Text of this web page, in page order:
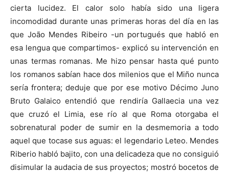
cierta lucidez. El calor solo había sido una ligera
incomodidad durante unas primeras horas del día en las
que João Mendes Ribeiro -un portugués que habló en
esa lengua que compartimos- explicó su intervención en
unas termas romanas. Me hizo pensar hasta qué punto
los romanos sabían hace dos milenios que el Miño nunca
sería frontera; deduje que por ese motivo Décimo Juno
Bruto Galaico entendió que rendiría Gallaecia una vez
que cruzó el Limia, ese río al que Roma otorgaba el
sobrenatural poder de sumir en la desmemoria a todo
aquel que tocase sus aguas: el legendario Leteo. Mendes
Riberio habló bajito, con una delicadeza que no consiguió
disimular la audacia de sus proyectos; mostró bocetos de